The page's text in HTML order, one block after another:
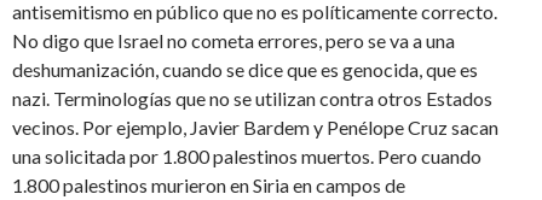
antisemitismo en público que no es políticamente correcto.
No digo que Israel no cometa errores, pero se va a una
deshumanización, cuando se dice que es genocida, que es
nazi. Terminologías que no se utilizan contra otros Estados
vecinos. Por ejemplo, Javier Bardem y Penélope Cruz sacan
una solicitada por 1.800 palestinos muertos. Pero cuando
1.800 palestinos murieron en Siria en campos de